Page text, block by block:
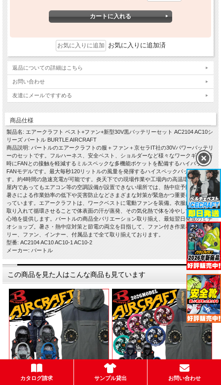
お気に入りに追加済
返品についての詳細はこちら
お問い合わせ
友達にメールですすめる
商品仕様
製品名: エアークラフト ベスト+ファン+新型30V黒バッテリーセット AC2104 AC10シ
リーズ バートル BURTLE AIRCRAFT
商品説明: バートルのエアークラフトの服＋ファン＋京セラIT社の30Vパワーバッテリ
ーのセットです。フルハーネス、安全ベスト、ショルダーなど様々なワークギア装着
時にFANとの接触を軽減するミルスペックな多機能ポケットを配備するハイバック
FANモデルです。最大毎秒120リットルの風量を発揮するハイスペックバッテリーで
す。約4時間の急速充電が可能です。炎天下での現場作業や工場内の高温環境および
屋内であってもエアコン等の空調設備が設置できない場所では、熱中症予防をはじめ
暑さによる作業効率の低下や災害防止などさまざまな対策が緊急かつ重要な課題とな
っています。エアークラフトは、ワークベストに電動ファンを装備。衣服内に空気を
取り入れて循環させることで体表面の汗が蒸発、その気化熱で体を冷やして清涼な着
心地を提供します。バートルの商品全バリエーション取り揃え、最短翌日発送のミチ
オショップ。暑さ・熱中症対策と節電の両立を目指して、ファン付き作業着、バッテ
リー、ファン、インナー、付属品まで全て取り揃えております。
型番: AC2104 AC10 AC10-1 AC10-2
メーカー: バートル
この商品を見た人はこんな商品も見ています
カタログ請求 サンプル貸出 お問い合わせ